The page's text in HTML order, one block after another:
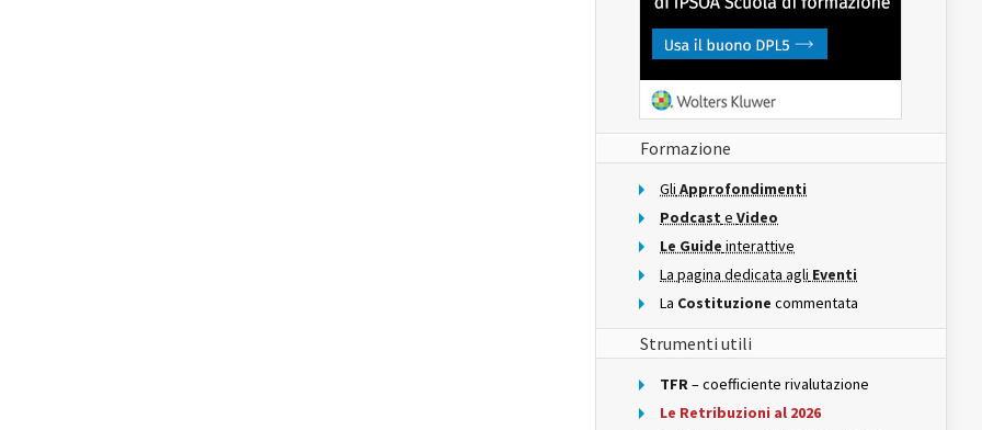
Formazione
Gli Approfondimenti
Podcast e Video
Le Guide interattive
La pagina dedicata agli Eventi
La Costituzione commentata
Strumenti utili
TFR– coefficiente rivalutazione
Le Retribuzioni al 2026